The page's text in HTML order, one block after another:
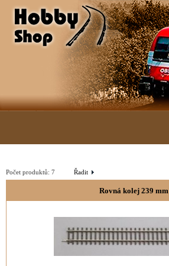
Řadit
Počet produktů: 7
Rovná kolej 239 mm